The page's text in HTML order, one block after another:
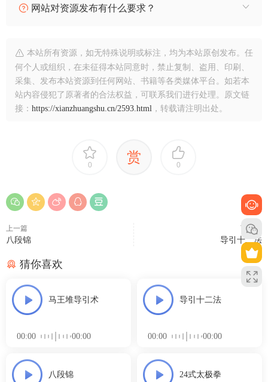
网站对资源发布有什么要求？
本站所有资源，如无特殊说明或标注，均为本站原创发布。任
何个人或组织，在未征得本站同意时，禁止复制、盗用、印刷、
采集、发布本站资源到任何网站、书籍等各类媒体平台。如若本
站内容侵犯了原著者的合法权益，可联系我们进行处理。原文链
接： https://xianzhuangshu.cn/2593.html ，转载请注明出处。
0 赏 0
上一篇
八段锦
下一篇
导引十二法
猜你喜欢
马王堆导引术
00:00 00:00
导引十二法
00:00 00:00
八段锦 24式太极拳